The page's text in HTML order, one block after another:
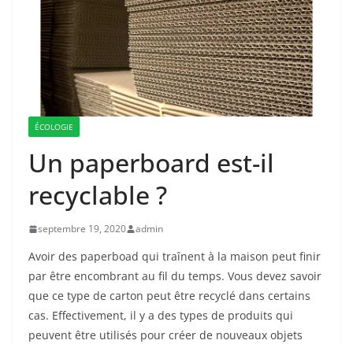
ÉCOLOGIE
Un paperboard est-il
recyclable ?
septembre 19, 2020 admin
Avoir des paperboad qui traînent à la maison peut finir
par être encombrant au fil du temps. Vous devez savoir
que ce type de carton peut être recyclé dans certains
cas. Effectivement, il y a des types de produits qui
peuvent être utilisés pour créer de nouveaux objets